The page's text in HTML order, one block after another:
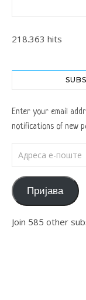
218.363 hits
Enter your email
notifications of new
Пријава
Join 585 other